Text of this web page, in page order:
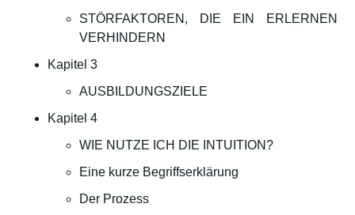
STÖRFAKTOREN, DIE EIN ERLERNEN
VERHINDERN
Kapitel 3
AUSBILDUNGSZIELE
Kapitel 4
WIE NUTZE ICH DIE INTUITION?
Eine kurze Begriffserklärung
Der Prozess